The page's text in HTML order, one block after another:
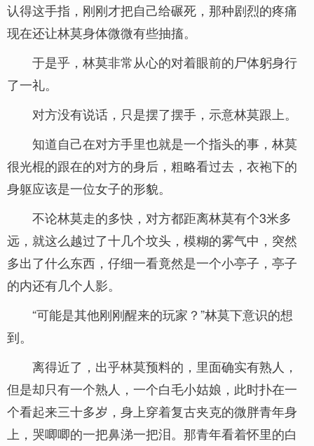
认得这手指，刚刚才把自己给碾死，那种剧烈的疼痛
现在还让林莫身体微微有些抽搐。
于是乎，林莫非常从心的对着眼前的尸体躬身行
了一礼。
对方没有说话，只是摆了摆手，示意林莫跟上。
知道自己在对方手里也就是一个指头的事，林莫
很光棍的跟在的对方的身后，粗略看过去，衣袍下的
身躯应该是一位女子的形貌。
不论林莫走的多快，对方都距离林莫有个3米多
远，就这么越过了十几个坟头，模糊的雾气中，突然
多出了什么东西，仔细一看竟然是一个小亭子，亭子
的内还有几个人影。
“可能是其他刚刚醒来的玩家？”林莫下意识的想
到。
离得近了，出乎林莫预料的，里面确实有熟人，
但是却只有一个熟人，一个白毛小姑娘，此时扑在一
个看起来三十多岁，身上穿着复古夹克的微胖青年身
上，哭唧唧的一把鼻涕一把泪。那青年看着怀里的白